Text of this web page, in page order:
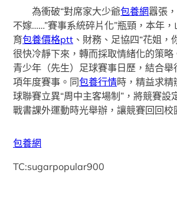
為衝破“對席家大少爺包養網囂張
不嫁……”賽事系統碎片化”瓶頸，本年
育包養價格ptt 、財務、足協四“花姐，
很快冷靜下來，轉而採取情緒化的策
青少年（先生）足球賽事日歷，結合舉
項年度賽事。同包養行情時，精益求精
球聯賽立異“周中主客場制”，將競賽設
戰書課外運動時光舉辦，讓競賽回回校
包養網
TC:sugarpopular900